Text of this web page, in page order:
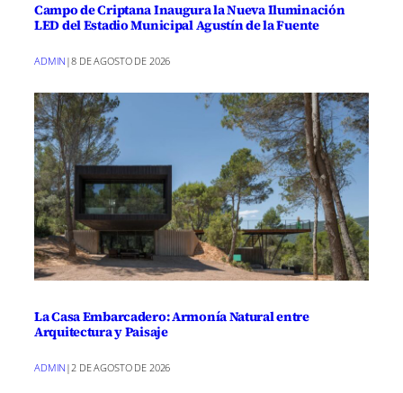
Campo de Criptana Inaugura la Nueva Iluminación
LED del Estadio Municipal Agustín de la Fuente
ADMIN |8 DE AGOSTO DE 2026
La Casa Embarcadero: Armonía Natural entre
Arquitectura y Paisaje
ADMIN | 2 DE AGOSTO DE 2026